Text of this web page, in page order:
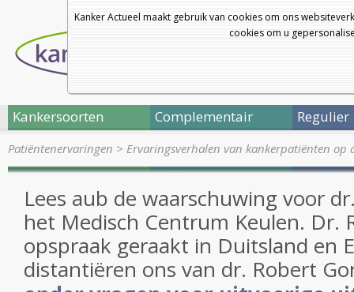
Kanker Actueel maakt gebruik van cookies om ons
cookies om u
Kankersoorten Complementair Regulier
Patiëntenervaringen > Ervaringsverhalen van kankerpatiënten op
Lees aub de waarschuwing voor
het Medisch Centrum Keulen. Dr.
opspraak geraakt in Duitsland en
distantiëren ons van dr. Robert